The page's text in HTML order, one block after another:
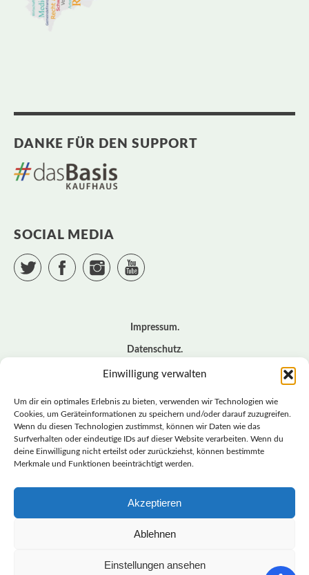
Einwilligung verwalten
Um dir ein optimales Erlebnis zu bieten, verwenden wir Technologien wie
Cookies, um Geräteinformationen zu speichern und/oder darauf zuzugreifen.
Wenn du diesen Technologien zustimmst, können wir Daten wie das
Surfverhalten oder eindeutige IDs auf dieser Website verarbeiten. Wenn du
deine Einwilligung nicht erteilst oder zurückziehst, können bestimmte
Merkmale und Funktionen beeinträchtigt werden.
Akzeptieren
Ablehnen
Einstellungen ansehen
DANKE FÜR DEN SUPPORT
SOCIAL MEDIA
Twitter Facebook Instagram
Impressum
Datenschutz
Cookie – Richtlinie (EU)
© BASISDEMOKRATISCHE PARTEI DEUTSCHLAND *
LANDESVERBAND SACHSEN
LANDESVERBAND
SACHSEN | DIEBASIS
BASISDEMOKRATISCHE PARTEI DEUTSCHLAND –